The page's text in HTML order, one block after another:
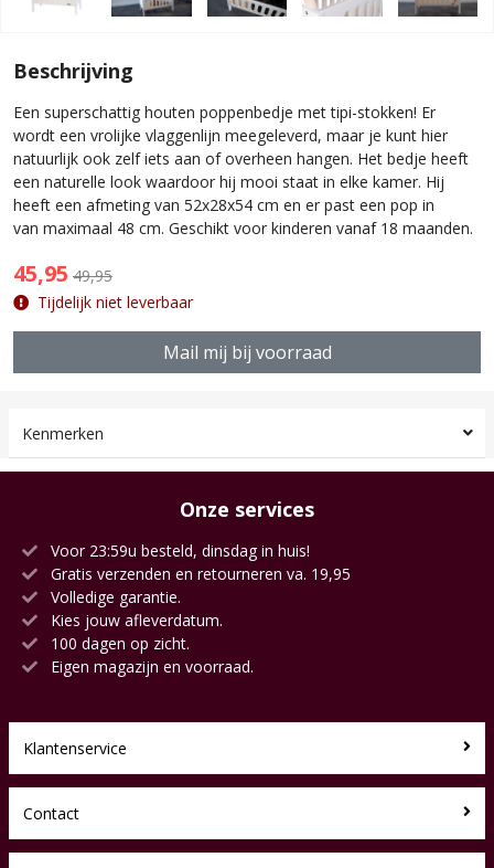
Beschrijving
Een superschattig houten poppenbedje met tipi-stokken! Er
wordt een vrolijke vlaggenlijn meegeleverd, maar je kunt hier
natuurlijk ook zelf iets aan of overheen hangen. Het bedje heeft
een naturelle look waardoor hij mooi staat in elke kamer. Hij
heeft een afmeting van 52x28x54 cm en er past een pop in
van maximaal 48 cm. Geschikt voor kinderen vanaf 18 maanden.
45,95 49,95
Tijdelijk niet leverbaar
Mail mij bij voorraad
Kenmerken
Onze services
Voor 23:59u besteld, dinsdag in huis!
Gratis verzenden en retourneren va. 19,95
Volledige garantie.
Kies jouw afleverdatum.
100 dagen op zicht.
Eigen magazijn en voorraad.
Klantenservice
Contact